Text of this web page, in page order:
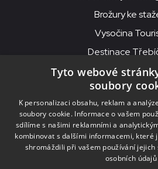
Brožury ke
Vysočina
Destinace
© 2026MKS Beseda
MKS Beseda, příspěvková
Moravské
IČO: 00091758, DIČ: CZ00091758, ID
Tyto webové
soubory
K personalizaci obsahu, reklam a
soubory cookie. Informace o vašem
sdílíme s našimi reklamními a
kombinovat s dalšími informacemi, které
shromáždili při vašem používání jejich
osobních údajů